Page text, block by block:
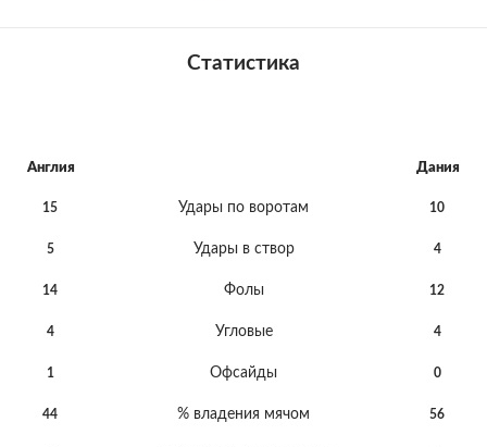
Статистика
Англия Дания
15 Удары по воротам 10
5 Удары в створ 4
14 Фолы 12
4 Угловые 4
1 Офсайды 0
44 % владения мячом 56